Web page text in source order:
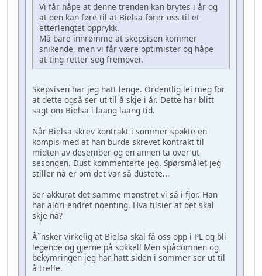
Vi får håpe at denne trenden kan brytes i år og
at den kan føre til at Bielsa fører oss til et
etterlengtet opprykk.
Må bare innrømme at skepsisen kommer
snikende, men vi får være optimister og håpe
at ting retter seg fremover.
Skepsisen har jeg hatt lenge. Ordentlig lei meg for
at dette også ser ut til å skje i år. Dette har blitt
sagt om Bielsa i laang laang tid.
Når Bielsa skrev kontrakt i sommer spøkte en
kompis med at han burde skrevet kontrakt til
midten av desember og en annen ta over ut
sesongen. Dust kommenterte jeg. Spørsmålet jeg
stiller nå er om det var så dustete...
Ser akkurat det samme mønstret vi så i fjor. Han
har aldri endret noenting. Hva tilsier at det skal
skje nå?
Ã˜nsker virkelig at Bielsa skal få oss opp i PL og bli
legende og gjerne på sokkel! Men spådomnen og
bekymringen jeg har hatt siden i sommer ser ut til
å treffe.